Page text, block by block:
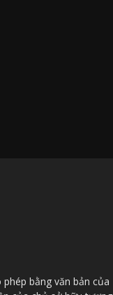
bằng văn bản của